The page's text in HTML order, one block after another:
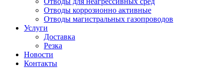
Отводы коррозионно активные
Отводы магистральных газопроводов
Услуги
Доставка
Резка
Новости
Контакты